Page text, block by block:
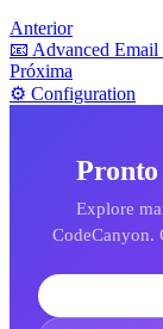
Anterior
📧 Advanced Email
Próxima
⚙️ Configuration
Explore
CodeCanyon.